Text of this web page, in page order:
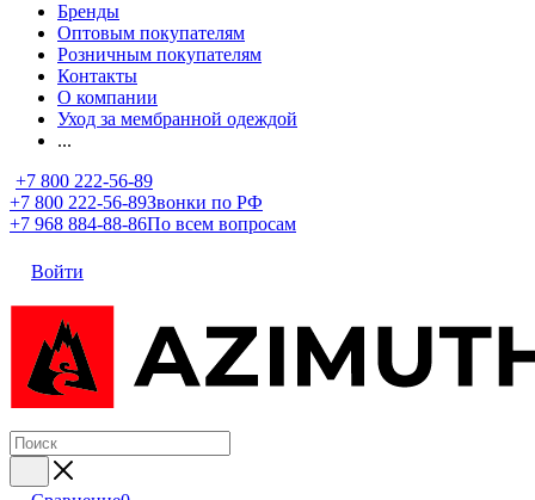
Бренды
Оптовым покупателям
Розничным покупателям
Контакты
О компании
Уход за мембранной одеждой
...
+7 800 222-56-89
+7 800 222-56-89Звонки по РФ
+7 968 884-88-86По всем вопросам
Войти